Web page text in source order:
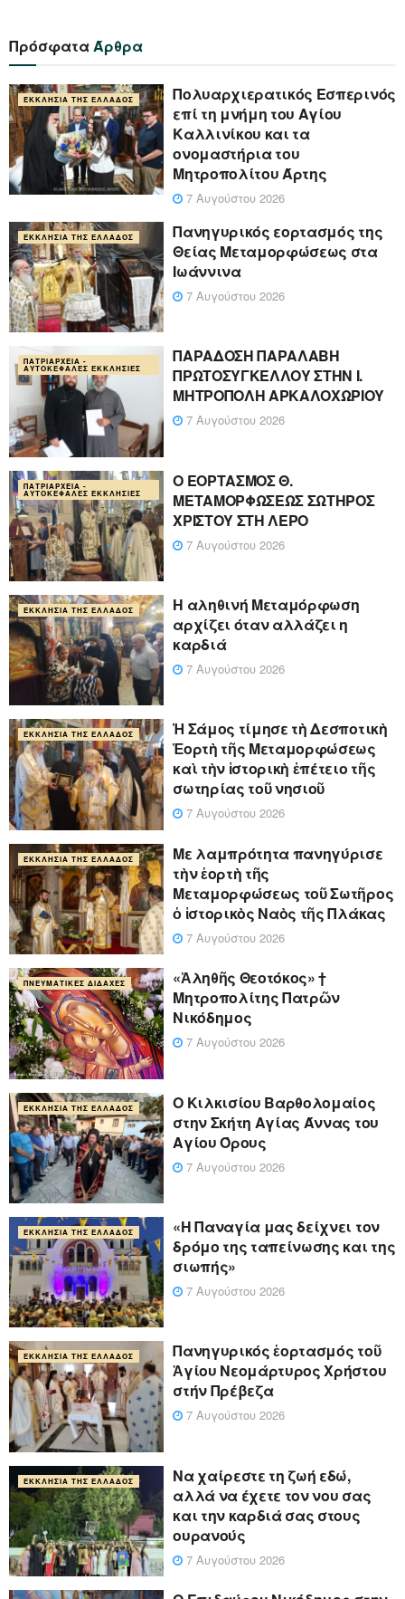
ΠρόσφαταΆρθρα
ΕΚΚΛΗΣΊΑ ΤΗΣ ΕΛΛΆΔΟΣ
Πολυαρχιερατικός Εσπερινός
επί τη μνήμη του Αγίου
Καλλινίκου και τα
ονομαστήρια του
Μητροπολίτου Άρτης
7 Αυγούστου 2026
ΕΚΚΛΗΣΊΑ ΤΗΣ ΕΛΛΆΔΟΣ
Πανηγυρικός εορτασμός της
Θείας Μεταμορφώσεως στα
Ιωάννινα
7 Αυγούστου 2026
ΠΑΤΡΙΑΡΧΕΊΑ -
ΑΥΤΟΚΈΦΑΛΕΣ ΕΚΚΛΗΣΊΕΣ
ΠΑΡΑΔΟΣΗ ΠΑΡΑΛΑΒΗ
ΠΡΩΤΟΣΥΓΚΕΛΛΟΥ ΣΤΗΝ Ι.
ΜΗΤΡΟΠΟΛΗ ΑΡΚΑΛΟΧΩΡΙΟΥ
7 Αυγούστου 2026
ΠΑΤΡΙΑΡΧΕΊΑ -
ΑΥΤΟΚΈΦΑΛΕΣ ΕΚΚΛΗΣΊΕΣ
Ο ΕΟΡΤΑΣΜΟΣ Θ.
ΜΕΤΑΜΟΡΦΩΣΕΩΣ ΣΩΤΗΡΟΣ
ΧΡΙΣΤΟΥ ΣΤΗ ΛΕΡΟ
7 Αυγούστου 2026
ΕΚΚΛΗΣΊΑ ΤΗΣ ΕΛΛΆΔΟΣ
Η αληθινή Μεταμόρφωση
αρχίζει όταν αλλάζει η
καρδιά
7 Αυγούστου 2026
ΕΚΚΛΗΣΊΑ ΤΗΣ ΕΛΛΆΔΟΣ
Ἡ Σάμος τίμησε τὴ Δεσποτικὴ
Ἑορτὴ τῆς Μεταμορφώσεως
καὶ τὴν ἱστορικὴ ἐπέτειο τῆς
σωτηρίας τοῦ νησιοῦ
7 Αυγούστου 2026
ΕΚΚΛΗΣΊΑ ΤΗΣ ΕΛΛΆΔΟΣ
Με λαμπρότητα πανηγύρισε
τὴν ἑορτὴ τῆς
Μεταμορφώσεως τοῦ Σωτῆρος
ὁ ἱστορικὸς Ναὸς τῆς Πλάκας
7 Αυγούστου 2026
ΠΝΕΥΜΑΤΙΚΈΣ ΔΙΔΑΧΈΣ
«Ἀληθῆς Θεοτόκος» †
Μητροπολίτης Πατρῶν
Νικόδημος
7 Αυγούστου 2026
ΕΚΚΛΗΣΊΑ ΤΗΣ ΕΛΛΆΔΟΣ
Ο Κιλκισίου Βαρθολομαίος
στην Σκήτη Αγίας Άννας του
Αγίου Όρους
7 Αυγούστου 2026
ΕΚΚΛΗΣΊΑ ΤΗΣ ΕΛΛΆΔΟΣ
«Η Παναγία μας δείχνει τον
δρόμο της ταπείνωσης και της
σιωπής»
7 Αυγούστου 2026
ΕΚΚΛΗΣΊΑ ΤΗΣ ΕΛΛΆΔΟΣ
Πανηγυρικός ἑορτασμός τοῦ
Ἁγίου Νεομάρτυρος Χρήστου
στήν Πρέβεζα
7 Αυγούστου 2026
ΕΚΚΛΗΣΊΑ ΤΗΣ ΕΛΛΆΔΟΣ
Να χαίρεστε τη ζωή εδώ,
αλλά να έχετε τον νου σας
και την καρδιά σας στους
ουρανούς
7 Αυγούστου 2026